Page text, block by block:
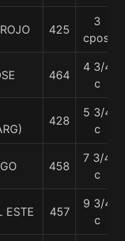
425
3
cpos.
464
4 3/4
c
428
5 3/4
c
458
7 3/4
c
ESTE 457
9 3/4
c